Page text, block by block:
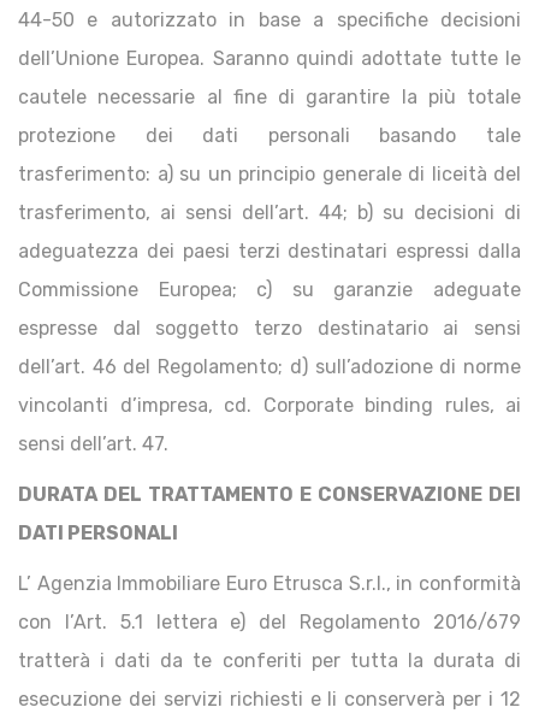
44-50 e autorizzato in base a specifiche decisioni
dell’Unione Europea. Saranno quindi adottate tutte le
cautele necessarie al fine di garantire la più totale
protezione dei dati personali basando tale
trasferimento: a) su un principio generale di liceità del
trasferimento, ai sensi dell’art. 44; b) su decisioni di
adeguatezza dei paesi terzi destinatari espressi dalla
Commissione Europea; c) su garanzie adeguate
espresse dal soggetto terzo destinatario ai sensi
dell’art. 46 del Regolamento; d) sull’adozione di norme
vincolanti d’impresa, cd. Corporate binding rules, ai
sensi dell’art. 47.
DURATA DEL TRATTAMENTO E CONSERVAZIONE DEI
DATI PERSONALI
L’ Agenzia Immobiliare Euro Etrusca S.r.l., in conformità
con l’Art. 5.1 lettera e) del Regolamento 2016/679
tratterà i dati da te conferiti per tutta la durata di
esecuzione dei servizi richiesti e li conserverà per i 12